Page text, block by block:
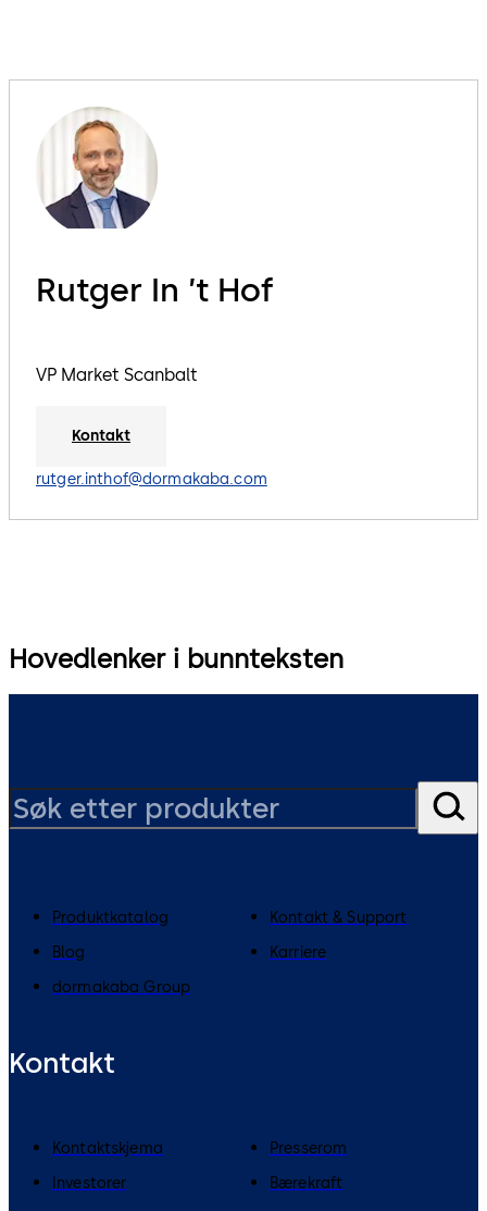
Rutger In ’t Hof
VP Market Scanbalt
Kontakt
rutger.inthof@dormakaba.com
Hovedlenker i bunnteksten
Produktkatalog
Kontakt & Support
Blog
Karriere
dormakaba Group
Kontakt
Kontaktskjema
Presserom
Investorer
Bærekraft